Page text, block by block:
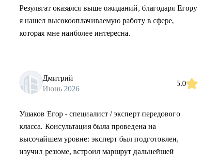
Результат оказался выше ожиданий, благодаря Егору
я нашел высокооплачиваемую работу в сфере,
которая мне наиболее интересна.
Дмитрий
Июнь 2026
5.0
Ушаков Егор - специалист / эксперт передового
класса. Консультация была проведена на
высочайшем уровне: эксперт был подготовлен,
изучил резюме, встроил маршрут дальнейшей